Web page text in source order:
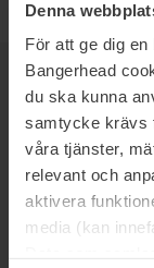
Denna
För att ge dig
Bangerhead
du ska kunna
samtycke krävs
våra tjänster,
relevant och
aktivera
media (kan
WEES ALS
Wil je het beste